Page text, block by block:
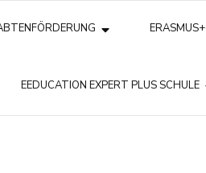
ERASMUS+
EEDUCATION EXPERT PLUS SCHULE